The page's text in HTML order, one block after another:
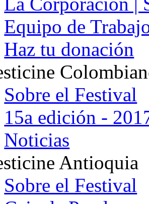
Equipo de
Haz tu donación
Sobre el Festival
15a edición -
Noticias
Antioquia
Sobre el Festival